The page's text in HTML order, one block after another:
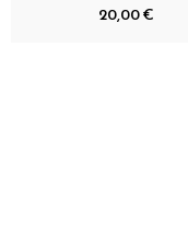
20,00 €